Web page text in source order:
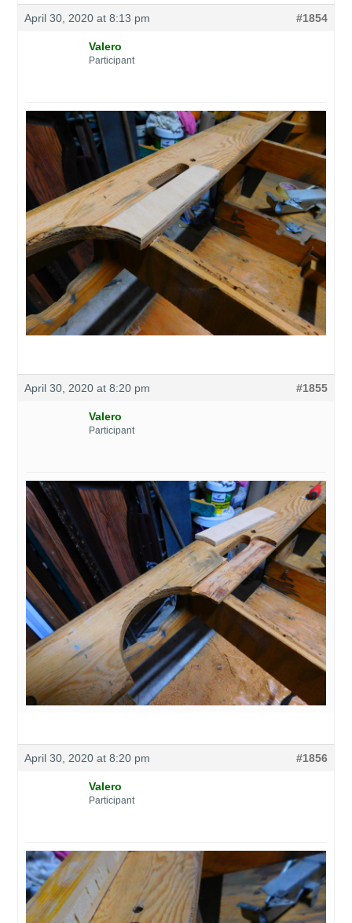
April 30, 2020 at 8:13 pm #1854
Valero
Participant
April 30, 2020 at 8:20 pm #1855
Valero
Participant
April 30, 2020 at 8:20 pm #1856
Valero
Participant